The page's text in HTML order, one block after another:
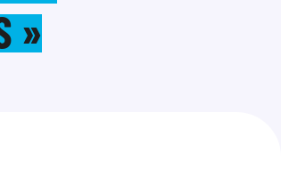
»